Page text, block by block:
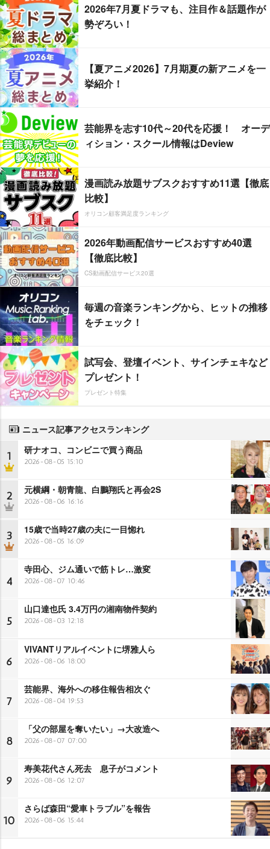
2026年7月夏ドラマも、注目作＆話題作が
勢ぞろい！
【夏アニメ2026】7月期夏の新アニメを一
挙紹介！
芸能界を志す10代～20代を応援！ オーデ
ィション・スクール情報はDeview
漫画読み放題サブスクおすすめ11選【徹底
比較】
オリコン顧客満足度ランキング
2026年動画配信サービスおすすめ40選
【徹底比較】
CS動画配信サービス20選
毎週の音楽ランキングから、ヒットの推移
をチェック！
試写会、登壇イベント、サインチェキなど
プレゼント！
プレゼント特集
ニュース記事アクセスランキング
1 研ナオコ、コンビニで買う商品
2026-08-05 15:10
2 元横綱・朝青龍、白鵬翔氏と再会2S
2026-08-06 16:16
3 15歳で当時27歳の夫に一目惚れ
2026-08-05 16:09
4
寺田心、ジム通いで筋トレ…激変
2026-08-07 10:46
5
山口達也氏 3.4万円の湘南物件契約
2026-08-03 12:18
6
VIVANTリアルイベントに堺雅人ら
2026-08-06 18:00
7
芸能界、海外への移住報告相次ぐ
2026-08-04 19:53
8
「父の部屋を奪いたい」→大改造へ
2026-08-07 07:00
9
寿美花代さん死去 息子がコメント
2026-08-06 12:07
10
さらば森田“愛車トラブル”を報告
2026-08-06 15:44